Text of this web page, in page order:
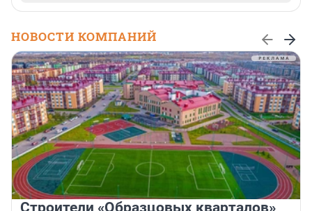
НОВОСТИ КОМПАНИЙ
Строители «Образцовых кварталов»